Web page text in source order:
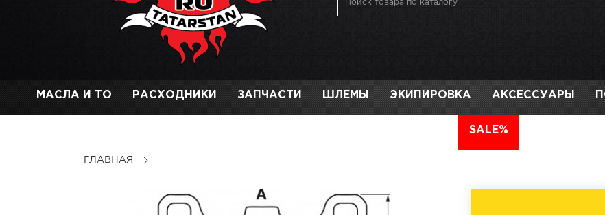
МАСЛА И ТО РАСХОДНИКИ ЗАПЧАСТИ ШЛЕМЫ ЭКИПИРОВКА АКСЕССУАРЫ
SALE%
ГЛАВНАЯ